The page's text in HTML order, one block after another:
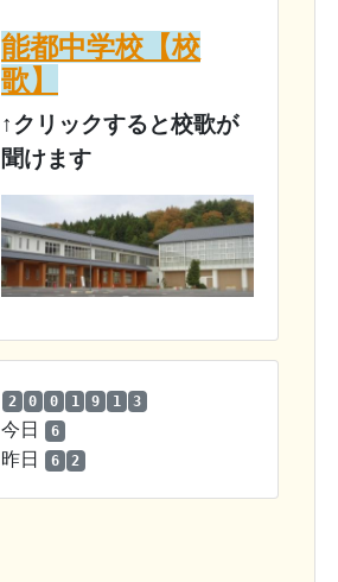
能都中学校【校
歌】
↑クリックすると校歌が
聞けます
2 0 0 1 9 1 3
今日 6
昨日 6 2